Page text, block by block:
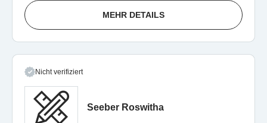
MEHR DETAILS
Nicht verifiziert
Seeber Roswitha